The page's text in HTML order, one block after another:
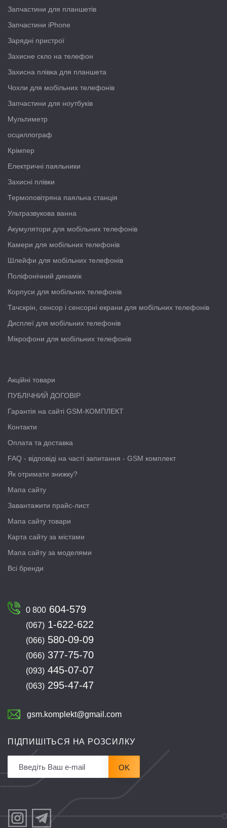
Запчастини для планшетів
Запчастини iPhone
Зарядні пристрої
Захисне скло на телефон
Захисна плівка для планшета
Чохли для мобільних телефонів
Запчастини для ноутбуків
Мультиметр
осциллограф
Крімпер
Електричні паяльники
Захисні плівки
Термоповітряна паяльна станція
Ультразвукова ванна
Акумулятори для мобільних телефонів
Камери для мобільних телефонів
Шлейфи для мобільних телефонів
Поліфонічний динамік
Корпуси для мобільних телефонів
Тачскрін, сенсор і сенсорні екрани для мобільних телефонів
Дисплеї для мобільних телефонів
Мікрофони для мобільних телефонів
Акційні товари
ПУБЛІЧНИЙ ДОГОВІР
Гарантія на сайті GSM-КОМПЛЕКТ
Контакти
Оплата та доставка
FAQ - відповіді на часті запитання - GSM комплект
Як отримати знижку?
Мапа сайту
Завантажити прайс-лист
Мапа сайту товари
Карта сайту за містами
Мапа сайту за моделями
Всі бренди
0 800 604-579
(067) 1-622-622
(066) 580-09-09
(066) 377-75-70
(093) 445-07-07
(063) 295-47-47
gsm.komplekt@gmail.com
ПІДПИШІТЬСЯ НА РОЗСИЛКУ
OK